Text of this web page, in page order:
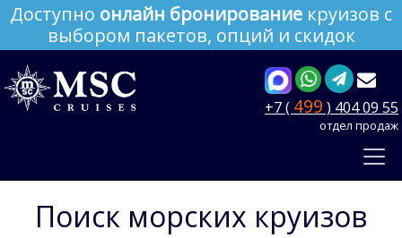
Доступно онлайн бронирование круизов с
выбором пакетов, опций и скидок
+7 ( 499 ) 404 09 55
отдел продаж
Поиск морских круизов